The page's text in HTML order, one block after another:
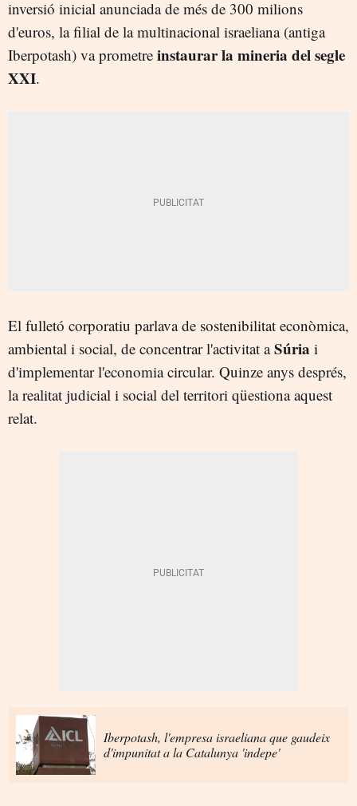
inversió inicial anunciada de més de 300 milions
d'euros, la filial de la multinacional israeliana (antiga
Iberpotash) va prometre instaurar la mineria del segle
XXI.
El fulletó corporatiu parlava de sostenibilitat econòmica,
ambiental i social, de concentrar l'activitat aSúria i
d'implementar l'economia circular. Quinze anys després,
la realitat judicial i social del territori qüestiona aquest
relat.
Iberpotash, l'empresa israeliana que gaudeix
d'impunitat a la Catalunya 'indepe'